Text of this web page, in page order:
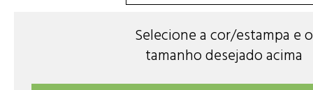
Selecione a cor/estampa e o
tamanho desejado acima